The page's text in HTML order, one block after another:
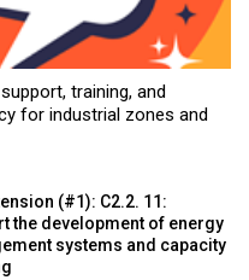
training, and
for industrial zones and
(#1): C2.2. 11:
the development of energy
systems and capacity